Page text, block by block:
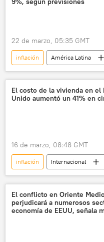
22 de marzo, 05:35 GMT
inflación América Latina
📈 Mercados y finanzas
El costo de la vivienda en el
Unido aumentó un 41% en
16 de marzo, 08:48 GMT
inflación Internacional
Europa (satélite)
El conflicto en Oriente
perjudicará a numerosos
economía de EEUU, señala